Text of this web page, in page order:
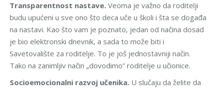
Transparentnost nastave. Veoma je važno da roditelji
budu upućeni u sve ono što deca uče u školi i šta se događa
na nastavi. Kao što vam je poznato, jedan od načina dosad
je bio elektronski dnevnik, a sada to može biti i
Savetovalište za roditelje. To je još jednostavniji način.
Tako na zanimljiv način „dovodimo” roditelje u učionice.
Socioemocionalni razvoj učenika. U slučaju da želite da